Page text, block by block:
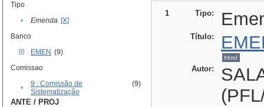
Tipo
•
Emenda [X]
Banco
EMEN (9)
Comissao
•
9 : Comissão de
Sistematização
(9)
ANTE / PROJ
1 Tipo:
Título:
Autor: